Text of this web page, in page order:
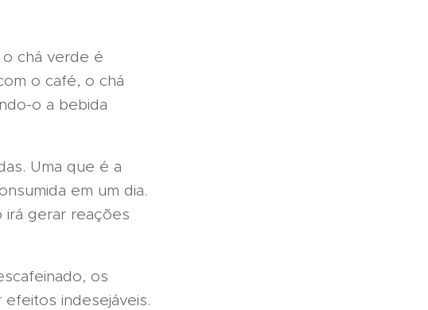
chá verde é
o café, o chá
o a bebida
Uma que é a
em um dia.
irá gerar reações
os
indesejáveis.